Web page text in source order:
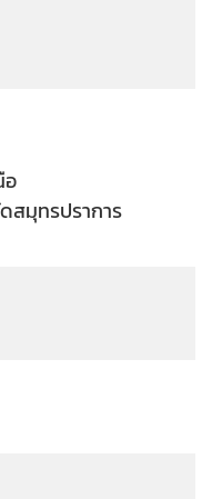
อ
สมุทรปราการ